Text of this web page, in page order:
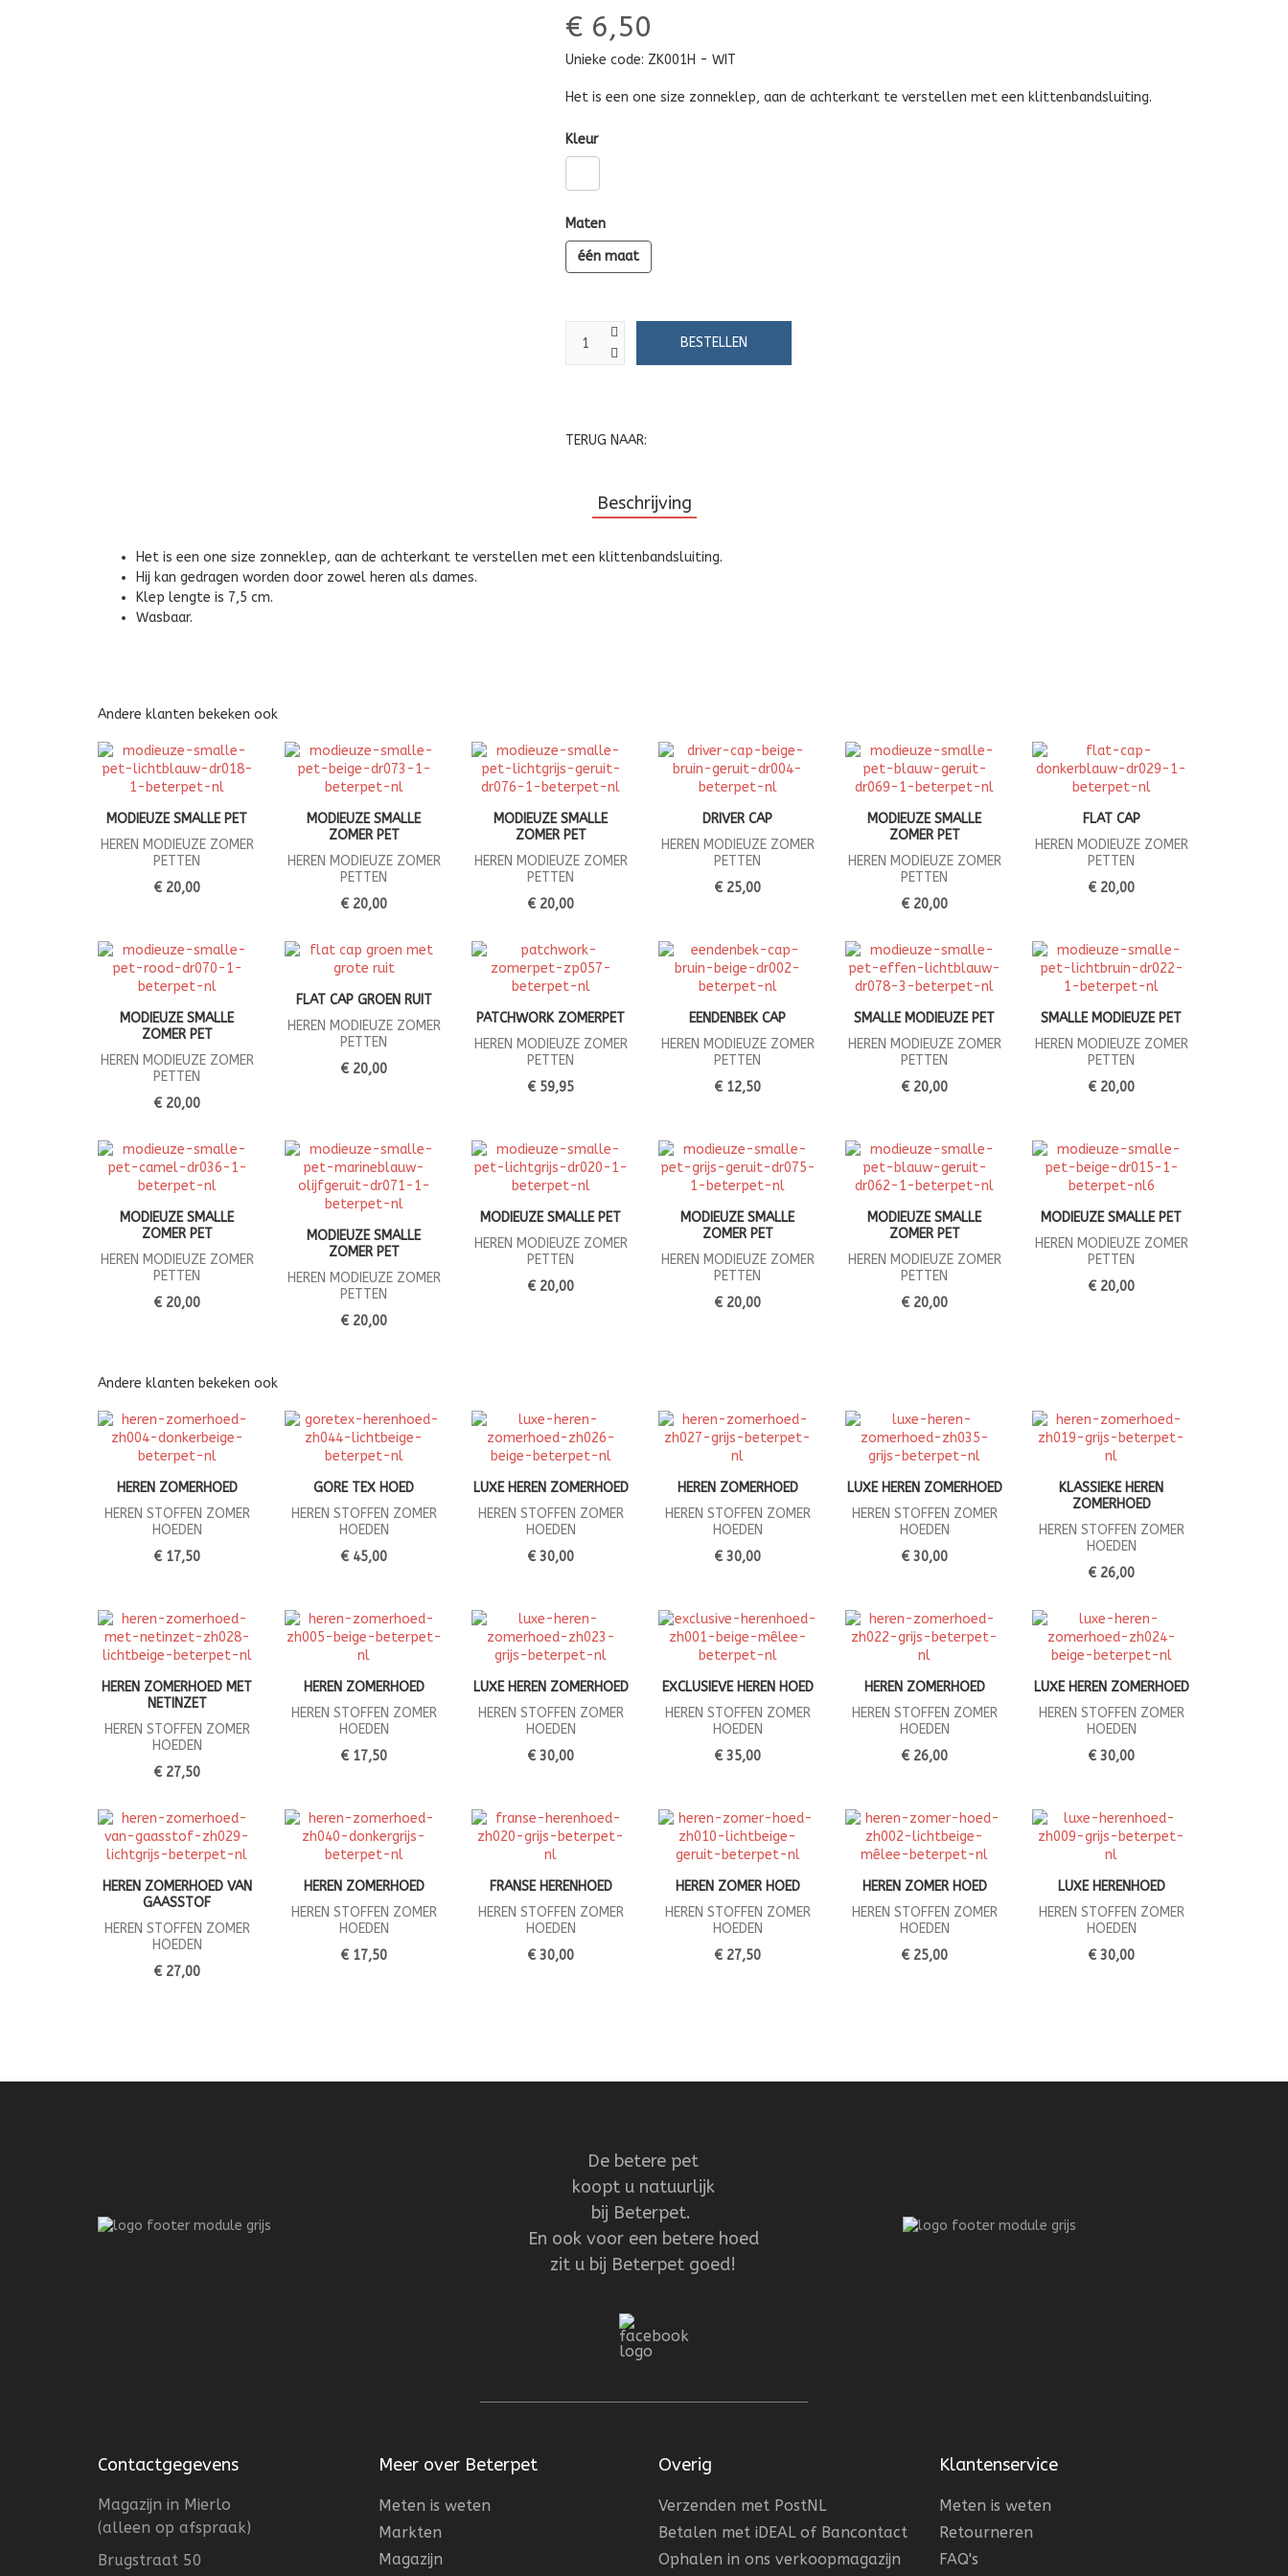
€ 6,50
Unieke code: ZK001H - WIT
Het is een one size zonneklep, aan de achterkant te verstellen met een klittenbandsluiting.
Kleur
Maten
één maat
TERUG NAAR:
Beschrijving
Het is een one size zonneklep, aan de achterkant te verstellen met een klittenbandsluiting.
Hij kan gedragen worden door zowel heren als dames.
Klep lengte is 7,5 cm.
Wasbaar.
Andere klanten bekeken ook
MODIEUZE SMALLE PET
HEREN MODIEUZE ZOMER
PETTEN
€ 20,00
MODIEUZE SMALLE
ZOMER PET
HEREN MODIEUZE ZOMER
PETTEN
€ 20,00
MODIEUZE SMALLE
ZOMER PET
HEREN MODIEUZE ZOMER
PETTEN
€ 20,00
DRIVER CAP
HEREN MODIEUZE ZOMER
PETTEN
€ 25,00
MODIEUZE SMALLE
ZOMER PET
HEREN MODIEUZE ZOMER
PETTEN
€ 20,00
FLAT CAP
HEREN MODIEUZE ZOMER
PETTEN
€ 20,00
MODIEUZE SMALLE
ZOMER PET
HEREN MODIEUZE ZOMER
PETTEN
€ 20,00
FLAT CAP GROEN RUIT
HEREN MODIEUZE ZOMER
PETTEN
€ 20,00
PATCHWORK ZOMERPET
HEREN MODIEUZE ZOMER
PETTEN
€ 59,95
EENDENBEK CAP
HEREN MODIEUZE ZOMER
PETTEN
€ 12,50
SMALLE MODIEUZE PET
HEREN MODIEUZE ZOMER
PETTEN
€ 20,00
SMALLE MODIEUZE PET
HEREN MODIEUZE ZOMER
PETTEN
€ 20,00
MODIEUZE SMALLE
ZOMER PET
HEREN MODIEUZE ZOMER
PETTEN
€ 20,00
MODIEUZE SMALLE
ZOMER PET
HEREN MODIEUZE ZOMER
PETTEN
€ 20,00
MODIEUZE SMALLE PET
HEREN MODIEUZE ZOMER
PETTEN
€ 20,00
MODIEUZE SMALLE
ZOMER PET
HEREN MODIEUZE ZOMER
PETTEN
€ 20,00
MODIEUZE SMALLE
ZOMER PET
HEREN MODIEUZE ZOMER
PETTEN
€ 20,00
MODIEUZE SMALLE PET
HEREN MODIEUZE ZOMER
PETTEN
€ 20,00
Andere klanten bekeken ook
HEREN ZOMERHOED
HEREN STOFFEN ZOMER
HOEDEN
€ 17,50
GORE TEX HOED
HEREN STOFFEN ZOMER
HOEDEN
€ 45,00
LUXE HEREN ZOMERHOED
HEREN STOFFEN ZOMER
HOEDEN
€ 30,00
HEREN ZOMERHOED
HEREN STOFFEN ZOMER
HOEDEN
€ 30,00
LUXE HEREN ZOMERHOED
HEREN STOFFEN ZOMER
HOEDEN
€ 30,00
KLASSIEKE HEREN
ZOMERHOED
HEREN STOFFEN ZOMER
HOEDEN
€ 26,00
HEREN ZOMERHOED MET
NETINZET
HEREN STOFFEN ZOMER
HOEDEN
€ 27,50
HEREN ZOMERHOED
HEREN STOFFEN ZOMER
HOEDEN
€ 17,50
LUXE HEREN ZOMERHOED
HEREN STOFFEN ZOMER
HOEDEN
€ 30,00
EXCLUSIEVE HEREN HOED
HEREN STOFFEN ZOMER
HOEDEN
€ 35,00
HEREN ZOMERHOED
HEREN STOFFEN ZOMER
HOEDEN
€ 26,00
LUXE HEREN ZOMERHOED
HEREN STOFFEN ZOMER
HOEDEN
€ 30,00
HEREN ZOMERHOED VAN
GAASSTOF
HEREN STOFFEN ZOMER
HOEDEN
€ 27,00
HEREN ZOMERHOED
HEREN STOFFEN ZOMER
HOEDEN
€ 17,50
FRANSE HERENHOED
HEREN STOFFEN ZOMER
HOEDEN
€ 30,00
HEREN ZOMER HOED
HEREN STOFFEN ZOMER
HOEDEN
€ 27,50
HEREN ZOMER HOED
HEREN STOFFEN ZOMER
HOEDEN
€ 25,00
LUXE HERENHOED
HEREN STOFFEN ZOMER
HOEDEN
€ 30,00
De betere pet
koopt u natuurlijk
bij Beterpet.
En ook voor een betere hoed
zit u bij Beterpet goed!
Contactgegevens
Magazijn in Mierlo
(alleen op afspraak)
Brugstraat 50
Meer over Beterpet
Meten is weten
Markten
Magazijn
Overig
Verzenden met PostNL
Betalen met iDEAL of Bancontact
Ophalen in ons verkoopmagazijn
Klantenservice
Meten is weten
Retourneren
FAQ's